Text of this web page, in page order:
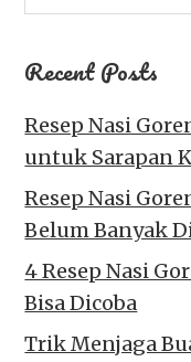
Recent Posts
Resep Nasi
untuk Sarapan
Resep Nasi
Belum Banyak
4 Resep Nasi
Bisa Dicoba
Trik Menjaga